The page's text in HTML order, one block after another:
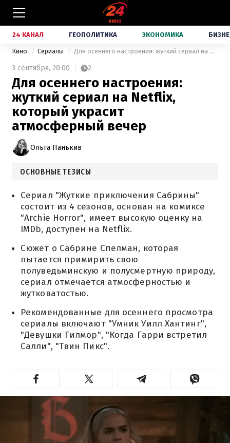
24 КАНАЛ ГЕОПОЛИТИКА ЭКОНОМИКА
Кино Сериалы Для осеннего настроения: жуткий сериал на Netflix, который украсит атмосферный вечер
3 сентября, 20:00 2
Для осеннего настроения:
жуткий сериал на Netflix,
который украсит
атмосферный вечер
Ольга Панькив
ОСНОВНЫЕ ТЕЗИСЫ
Сериал "Жуткие приключения Сабрины"
состоит из 4 сезонов, основан на комиксе
"Archie Horror", имеет высокую оценку на
IMDb, доступен на Netflix.
Сюжет о Сабрине Спелман, которая
пытается примирить свою
полуведьминскую и полусмертную природу,
сериал отмечается атмосферностью и
жутковатостью.
Рекомендованные для осеннего просмотра
сериалы включают "Умник Уилл Хантинг",
"Девушки Гилмор", "Когда Гарри встретил
Салли", "Твин Пикс".